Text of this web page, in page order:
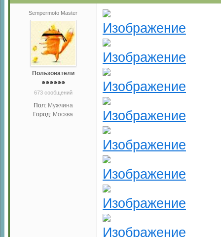
Sempermoto Master
Пользователи
673 сообщений
Пол: Мужчина
Город: Москва